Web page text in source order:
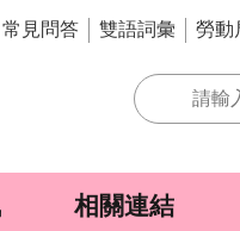
常見問答 雙語詞彙 勞動
相關連結